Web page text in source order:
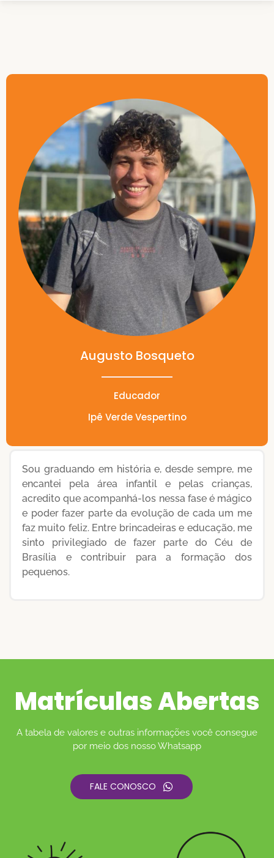
Augusto Bosqueto
Educador
Ipê Verde Vespertino
Sou graduando em história e, desde sempre, me
encantei pela área infantil e pelas crianças,
acredito que acompanhá-los nessa fase é mágico
e poder fazer parte da evolução de cada um me
faz muito feliz. Entre brincadeiras e educação, me
sinto privilegiado de fazer parte do Céu de
Brasília e contribuir para a formação dos
pequenos.
Matrículas Abertas
A tabela de valores e outras informações você consegue
por meio dos nosso Whatsapp
FALE CONOSCO